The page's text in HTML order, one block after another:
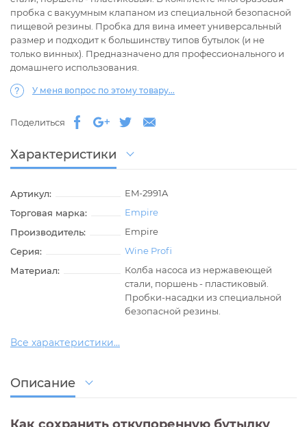
пробка с вакуумным клапаном из специальной безопасной
пищевой резины. Пробка для вина имеет универсальный
размер и подходит к большинству типов бутылок (и не
только винных). Предназначено для профессионального и
домашнего использования.
У меня вопрос по этому товару...
Поделиться
Характеристики
Артикул:
EM-2991A
Торговая марка:
Empire
Производитель:
Empire
Серия:
Wine Profi
Материал:
Колба насоса из нержавеющей
стали, поршень - пластиковый.
Пробки-насадки из специальной
безопасной резины.
Все характеристики...
Описание